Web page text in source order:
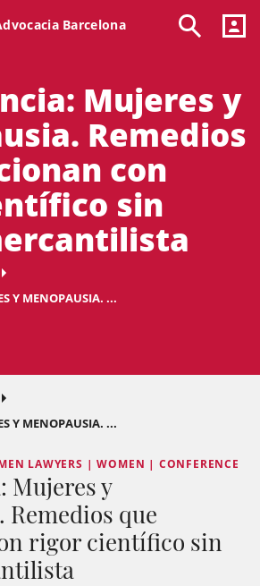
Barcelona
Mujeres y
Remedios
con
sin
Y MENOPAUSIA. ...
Y MENOPAUSIA. ...
LAWYERS | WOMEN | CONFERENCE
Mujeres y
Remedios que
rigor científico sin